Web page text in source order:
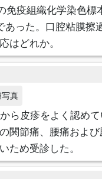
免疫組織化学染色標
った。口腔粘膜擦
はどれか。
写真
ら皮疹をよく認め
関節痛、腰痛およ
ため受診した。